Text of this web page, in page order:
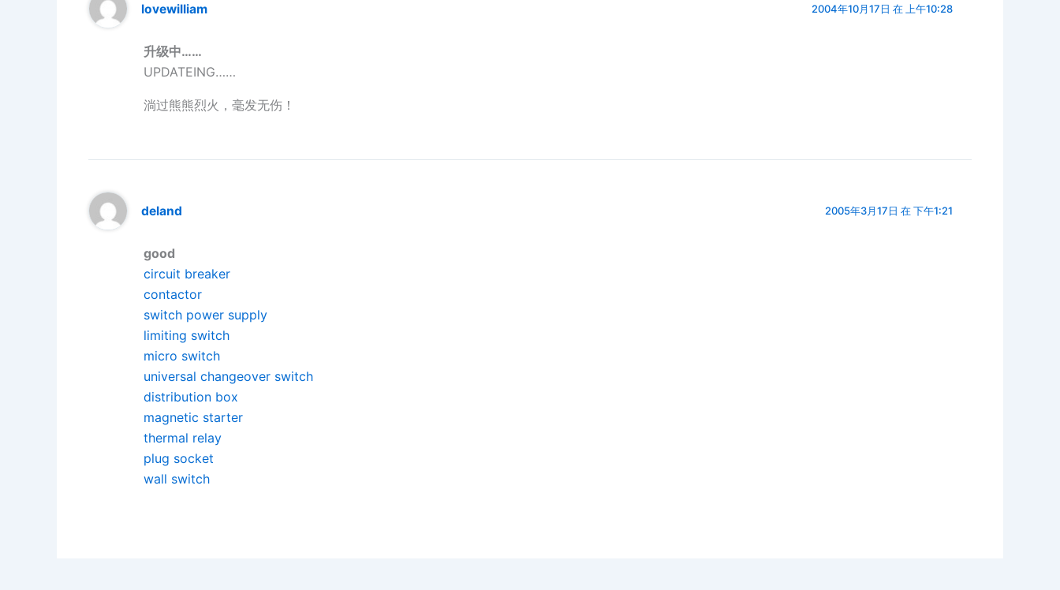
lovewilliam 2004年10月17日 在 上午10:28
升级中……
UPDATEING……
淌过熊熊烈火，毫发无伤！
deland 2005年3月17日 在 下午1:21
good
circuit breaker
contactor
switch power supply
limiting switch
micro switch
universal changeover switch
distribution box
magnetic starter
thermal relay
plug socket
wall switch